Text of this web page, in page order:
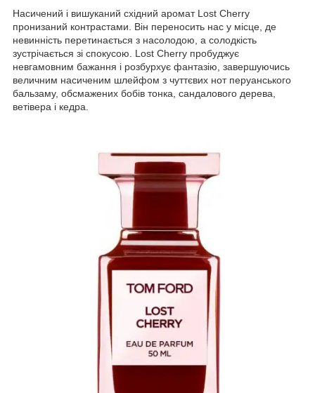
Насичений і вишуканий східний аромат Lost Cherry
пронизаний контрастами. Він переносить нас у місце, де
невинність перетинається з насолодою, а солодкість
зустрічається зі спокусою. Lost Cherry пробуджує
невгамовним бажання і розбурхує фантазію, завершуючись
величним насиченим шлейфом з чуттєвих нот перуанського
бальзаму, обсмажених бобів тонка, сандалового дерева,
ветівера і кедра.